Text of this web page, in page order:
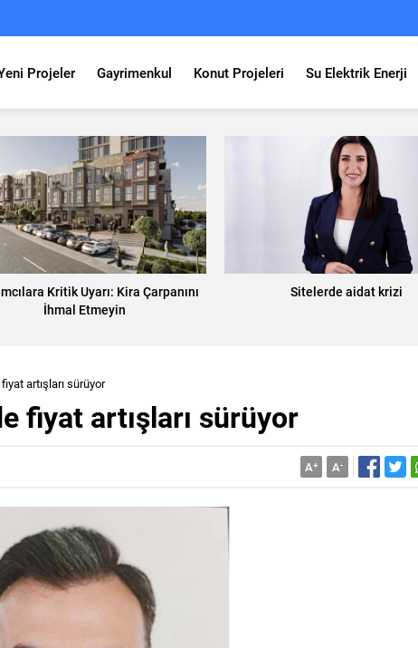
Projeler Gayrimenkul Konut Projeleri Su Elektrik Enerji
Kritik Uyarı: Kira Çarpanını
İhmal Etmeyin
Sitelerde aidat krizi
artışları sürüyor
fiyat artışları sürüyor
A+ A-